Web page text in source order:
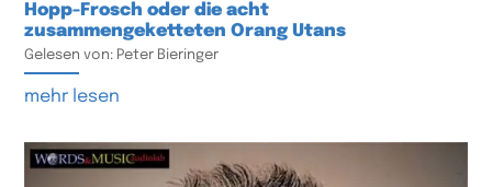
Hopp-Frosch oder die acht
zusammengeketteten Orang Utans
Gelesen von: Peter Bieringer
mehr lesen